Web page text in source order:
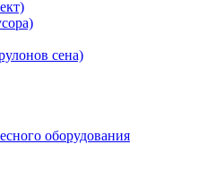
сена)
оборудования